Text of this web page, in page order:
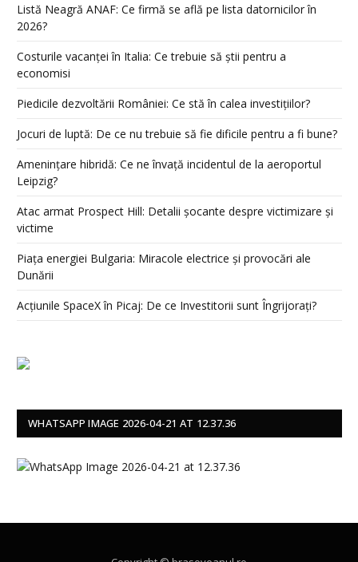
Listă Neagră ANAF: Ce firmă se află pe lista datornicilor în
2026?
Costurile vacanței în Italia: Ce trebuie să știi pentru a
economisi
Piedicile dezvoltării României: Ce stă în calea investițiilor?
Jocuri de luptă: De ce nu trebuie să fie dificile pentru a fi bune?
Amenințare hibridă: Ce ne învață incidentul de la aeroportul
Leipzig?
Atac armat Prospect Hill: Detalii șocante despre victimizare și
victime
Piața energiei Bulgaria: Miracole electrice și provocări ale
Dunării
Acțiunile SpaceX în Picaj: De ce Investitorii sunt Îngrijorați?
WHATSAPP IMAGE 2026-04-21 AT 12.37.36